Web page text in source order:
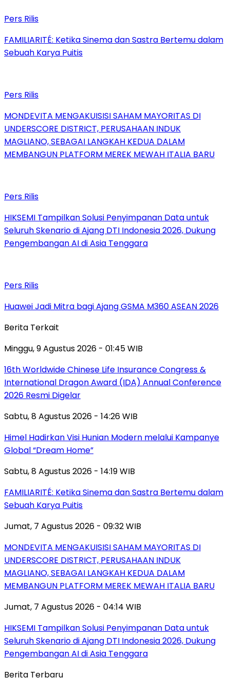
Pers Rilis
FAMILIARITÉ: Ketika Sinema dan Sastra Bertemu dalam
Sebuah Karya Puitis
Pers Rilis
MONDEVITA MENGAKUISISI SAHAM MAYORITAS DI
UNDERSCORE DISTRICT, PERUSAHAAN INDUK
MAGLIANO, SEBAGAI LANGKAH KEDUA DALAM
MEMBANGUN PLATFORM MEREK MEWAH ITALIA BARU
Pers Rilis
HIKSEMI Tampilkan Solusi Penyimpanan Data untuk
Seluruh Skenario di Ajang DTI Indonesia 2026, Dukung
Pengembangan AI di Asia Tenggara
Pers Rilis
Huawei Jadi Mitra bagi Ajang GSMA M360 ASEAN 2026
Berita Terkait
Minggu, 9 Agustus 2026 - 01:45 WIB
16th Worldwide Chinese Life Insurance Congress &
International Dragon Award (IDA) Annual Conference
2026 Resmi Digelar
Sabtu, 8 Agustus 2026 - 14:26 WIB
Himel Hadirkan Visi Hunian Modern melalui Kampanye
Global “Dream Home”
Sabtu, 8 Agustus 2026 - 14:19 WIB
FAMILIARITÉ: Ketika Sinema dan Sastra Bertemu dalam
Sebuah Karya Puitis
Jumat, 7 Agustus 2026 - 09:32 WIB
MONDEVITA MENGAKUISISI SAHAM MAYORITAS DI
UNDERSCORE DISTRICT, PERUSAHAAN INDUK
MAGLIANO, SEBAGAI LANGKAH KEDUA DALAM
MEMBANGUN PLATFORM MEREK MEWAH ITALIA BARU
Jumat, 7 Agustus 2026 - 04:14 WIB
HIKSEMI Tampilkan Solusi Penyimpanan Data untuk
Seluruh Skenario di Ajang DTI Indonesia 2026, Dukung
Pengembangan AI di Asia Tenggara
Berita Terbaru